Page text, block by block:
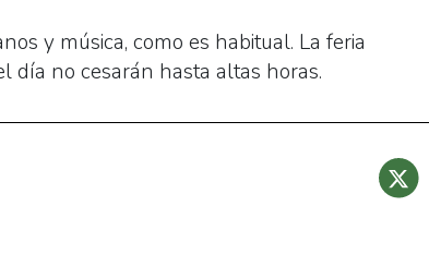
y música, como es habitual. La feria
día no cesarán hasta altas horas.